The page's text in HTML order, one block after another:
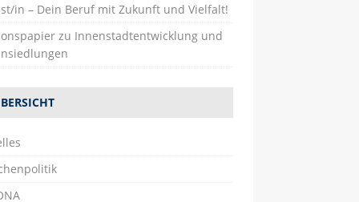
in – Dein Beruf mit Zukunft und Vielfalt!
zu Innenstadtentwicklung und